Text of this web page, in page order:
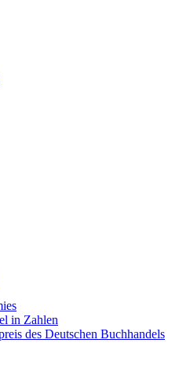
in Zahlen
des Deutschen Buchhandels